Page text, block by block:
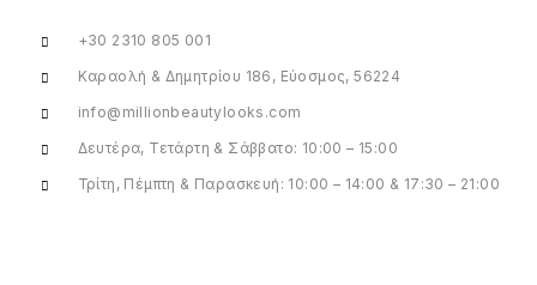
+30 2310 805 001
Καραολή & Δημητρίου 186, Εύοσμος, 56224
info@millionbeautylooks.com
Δευτέρα, Τετάρτη & Σάββατο: 10:00 – 15:00
Τρίτη, Πέμπτη & Παρασκευή: 10:00 – 14:00 & 17:30 – 21:00